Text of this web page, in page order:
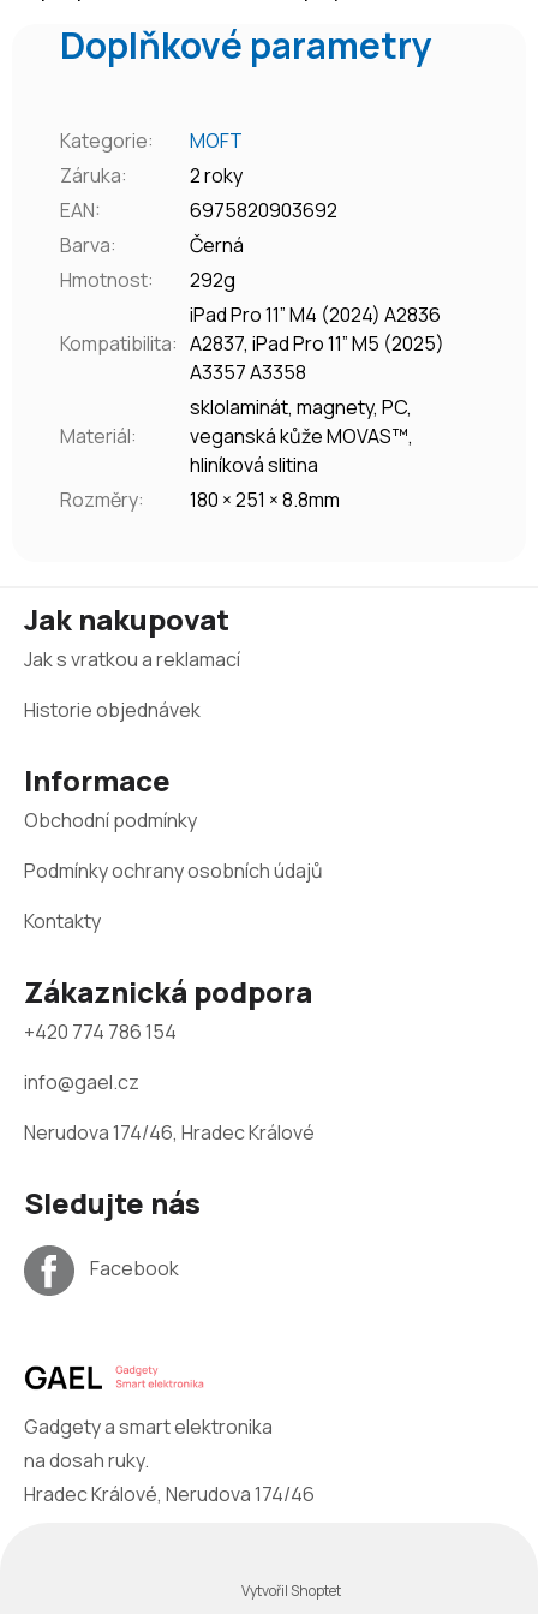
Doplňkové parametry
Kategorie:
MOFT
Záruka:
2 roky
EAN:
6975820903692
Barva:
Černá
Hmotnost: 292g
Kompatibilita:
iPad Pro 11” M4 (2024) A2836
A2837, iPad Pro 11” M5 (2025)
A3357 A3358
Materiál:
sklolaminát, magnety, PC,
veganská kůže MOVAS™,
hliníková slitina
Rozměry: 180 × 251 × 8.8mm
Jak nakupovat
Jak s vratkou a reklamací
Historie objednávek
Informace
Obchodní podmínky
Podmínky ochrany osobních údajů
Kontakty
Zákaznická podpora
+420 774 786 154
info@gael.cz
Nerudova 174/46, Hradec Králové
Sledujte nás
Facebook
Gadgety a smart elektronika
na dosah ruky.
Hradec Králové, Nerudova 174/46
Vytvořil Shoptet